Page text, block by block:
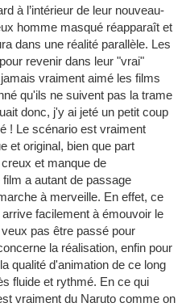
à l’intérieur de leur nouveau-
homme masqué réapparaît et
dans une réalité parallèle. Les
revenir dans leur "vrai"
vraiment aimé les films
qu'ils ne suivent pas la trame
donc, j'y ai jeté un petit coup
! Le scénario est vraiment
et original, bien que part
et manque de
a autant de passage
à merveille. En effet, ce
facilement à émouvoir le
pas être passé pour
la réalisation, enfin pour
qualité d'animation de ce long
fluide et rythmé. En ce qui
vraiment du Naruto comme on